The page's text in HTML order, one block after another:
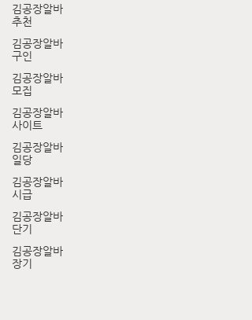
김공장알바
추천
김공장알바
구인
김공장알바
모집
김공장알바
사이트
김공장알바
일당
김공장알바
시급
김공장알바
단기
김공장알바
장기